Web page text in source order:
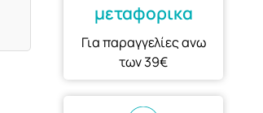
μεταφορικα
Για παραγγελίες ανω
των 39€